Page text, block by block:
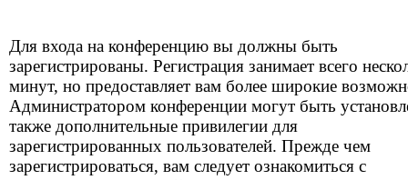
Для входа на конференцию вы должны быть
зарегистрированы. Регистрация занимает всего
минут, но предоставляет вам более широкие
Администратором конференции могут быть
также дополнительные привилегии для
зарегистрированных пользователей. Прежде чем
зарегистрироваться, вам следует ознакомиться с